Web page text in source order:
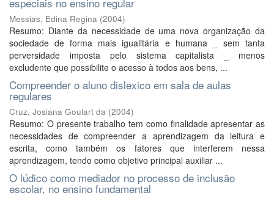
Messias, Edina Regina (2004)
Resumo: Diante da necessidade de uma nova organização da
sociedade de forma mais igualitária e humana _ sem tanta
perversidade imposta pelo sistema capitalista _ menos
excludente que possibilite o acesso à todos aos bens, ...
Compreender o aluno dislexico em sala de aulas
regulares
Cruz, Josiana Goulart da (2004)
Resumo: O presente trabalho tem como finalidade apresentar as
necessidades de compreender a aprendizagem da leitura e
escrita, como também os fatores que interferem nessa
aprendizagem, tendo como objetivo principal auxiliar ...
O lúdico como mediador no processo de inclusão
escolar, no ensino fundamental